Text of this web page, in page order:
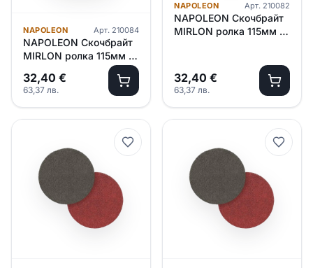
NAPOLEON Арт. 210084
NAPOLEON Скочбрайт
MIRLON ролка 115мм х
10м – P 600 /червен/
32,40 €
63,37 лв.
NAPOLEON Арт. 210082
NAPOLEON Скочбрайт
MIRLON ролка 115мм х
32,40 €
63,37 лв.